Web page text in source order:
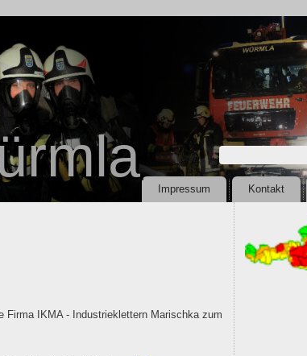
Impressum Kontakt
Firma IKMA - Industrieklettern Marischka zum